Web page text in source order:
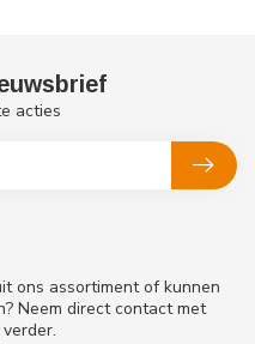
ons assortiment of kunnen
Neem direct contact met
acties